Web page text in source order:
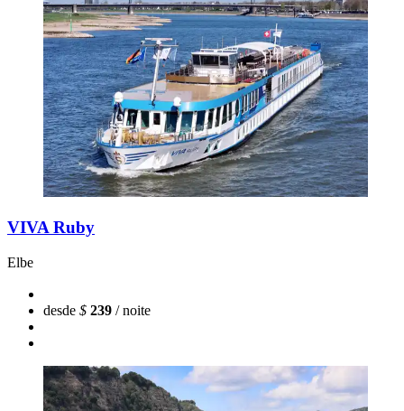
VIVA Ruby
Elbe
desde $ 239 / noite